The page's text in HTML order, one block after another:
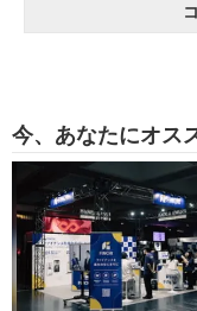
今、あなたにオス